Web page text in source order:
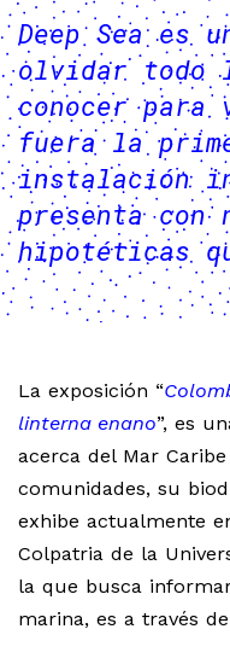
Deep Sea es
olvidar todo
conocer para
fuera la
instalación
presenta con
hipotéticas
La exposición “
linterna enano”, es
acerca del Mar
comunidades, su
exhibe actualmente
Colpatria de la
la que busca
marina, es a través